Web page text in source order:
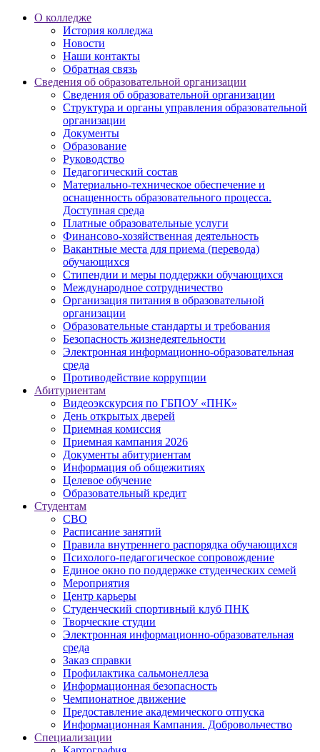
О колледже
История колледжа
Новости
Наши контакты
Обратная связь
Сведения об образовательной организации
Сведения об образовательной организации
Структура и органы управления образовательной
организации
Документы
Образование
Руководство
Педагогический состав
Материально-техническое обеспечение и
оснащенность образовательного процесса.
Доступная среда
Платные образовательные услуги
Финансово-хозяйственная деятельность
Вакантные места для приема (перевода)
обучающихся
Стипендии и меры поддержки обучающихся
Международное сотрудничество
Организация питания в образовательной
организации
Образовательные стандарты и требования
Безопасность жизнедеятельности
Электронная информационно-образовательная
среда
Противодействие коррупции
Абитуриентам
Видеоэкскурсия по ГБПОУ «ПНК»
День открытых дверей
Приемная комиссия
Приемная кампания 2026
Дoкументы абитуриентам
Информация об общежитиях
Целевое обучение
Образовательный кредит
Студентам
СВО
Расписание занятий
Правила внутреннего распорядка обучающихся
Психолого-педагогическое сопровождение
Единое окно по поддержке студенческих семей
Мероприятия
Центр карьеры
Студенческий спортивный клуб ПНК
Творческие студии
Электронная информационно-образовательная
среда
Заказ справки
Профилактика сальмонеллеза
Информационная безопасность
Чемпионатное движение
Предоставление академического отпуска
Информационная Кампания. Добровольчество
Специализации